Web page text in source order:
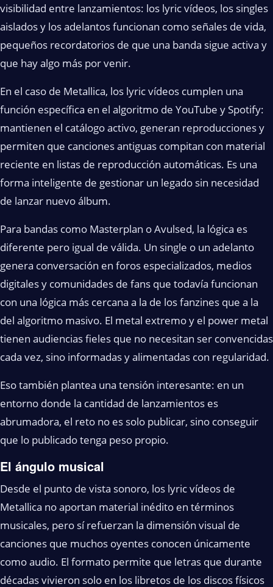
visibilidad entre lanzamientos: los lyric vídeos, los singles
aislados y los adelantos funcionan como señales de vida,
pequeños recordatorios de que una banda sigue activa y
que hay algo más por venir.
En el caso de Metallica, los lyric vídeos cumplen una
función específica en el algoritmo de YouTube y Spotify:
mantienen el catálogo activo, generan reproducciones y
permiten que canciones antiguas compitan con material
reciente en listas de reproducción automáticas. Es una
forma inteligente de gestionar un legado sin necesidad
de lanzar nuevo álbum.
Para bandas como Masterplan o Avulsed, la lógica es
diferente pero igual de válida. Un single o un adelanto
genera conversación en foros especializados, medios
digitales y comunidades de fans que todavía funcionan
con una lógica más cercana a la de los fanzines que a la
del algoritmo masivo. El metal extremo y el power metal
tienen audiencias fieles que no necesitan ser convencidas
cada vez, sino informadas y alimentadas con regularidad.
Eso también plantea una tensión interesante: en un
entorno donde la cantidad de lanzamientos es
abrumadora, el reto no es solo publicar, sino conseguir
que lo publicado tenga peso propio.
El ángulo musical
Desde el punto de vista sonoro, los lyric vídeos de
Metallica no aportan material inédito en términos
musicales, pero sí refuerzan la dimensión visual de
canciones que muchos oyentes conocen únicamente
como audio. El formato permite que letras que durante
décadas vivieron solo en los libretos de los discos físicos